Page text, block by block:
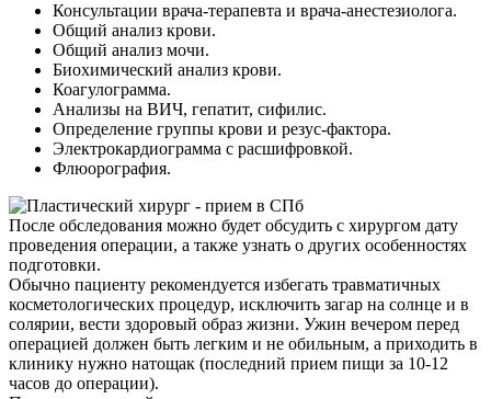
Консультации врача-терапевта и врача-анестезиолога.
Общий анализ крови.
Общий анализ мочи.
Биохимический анализ крови.
Коагулограмма.
Анализы на ВИЧ, гепатит, сифилис.
Определение группы крови и резус-фактора.
Электрокардиограмма с расшифровкой.
Флюорография.
После обследования можно будет обсудить с хирургом дату
проведения операции, а также узнать о других особенностях
подготовки.
Обычно пациенту рекомендуется избегать травматичных
косметологических процедур, исключить загар на солнце и в
солярии, вести здоровый образ жизни. Ужин вечером перед
операцией должен быть легким и не обильным, а приходить в
клинику нужно натощак (последний прием пищи за 10-12
часов до операции).